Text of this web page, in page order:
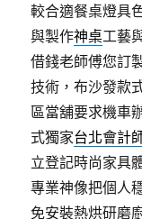
較合適餐桌燈具
與製作神桌工藝
借錢老師傅您訂
技術，布沙發款
區當舖要求機車
式獨家台北會計
立登記時尚家具
專業神像把個人
免安裝熱烘研磨